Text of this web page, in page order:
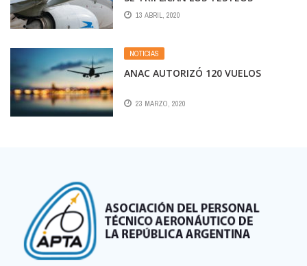
13 ABRIL, 2020
NOTICIAS
ANAC AUTORIZÓ 120 VUELOS
23 MARZO, 2020